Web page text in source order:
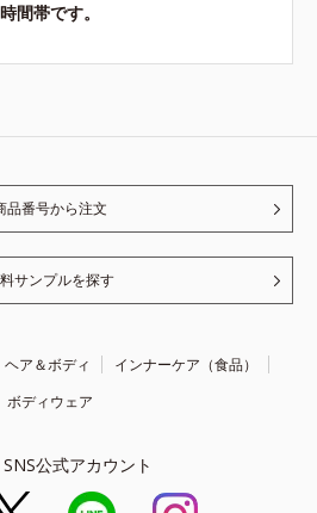
時間帯です。
品番号から注文
サンプルを探す
ヘア＆ボディ
インナーケア（食品）
ボディウェア
公式アカウント